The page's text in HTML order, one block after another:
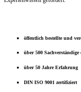
öffentlich bestellte und
über 500
über 50 Jahre Erfahrung
DIN ISO 9001 zertifiziert